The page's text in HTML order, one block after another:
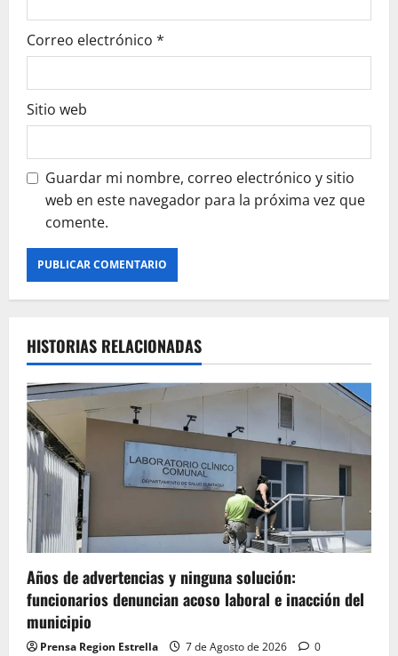
Correo electrónico *
Sitio web
Guardar mi nombre, correo electrónico y sitio
web en este navegador para la próxima vez que
comente.
HISTORIAS RELACIONADAS
Años de advertencias y ninguna solución:
funcionarios denuncian acoso laboral e inacción del
municipio
Prensa Region Estrella 7 de Agosto de 2026 0